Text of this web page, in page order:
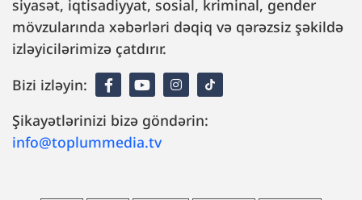
siyasət, iqtisadiyyat, sosial, kriminal, gender
mövzularında xəbərləri dəqiq və qərəzsiz şəkildə
izləyicilərimizə çatdırır.
Bizi izləyin:
Şikayətlərinizi bizə göndərin:
info@toplummedia.tv